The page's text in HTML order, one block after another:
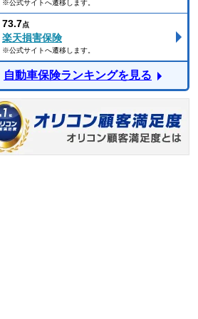
※公式サイトへ遷移します。
73.7点
楽天損害保険
※公式サイトへ遷移します。
自動車保険ランキングを見る